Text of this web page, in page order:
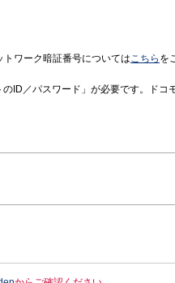
ワーク暗証番号についてはこちら を
ID／パスワード」が必要です。ドコ